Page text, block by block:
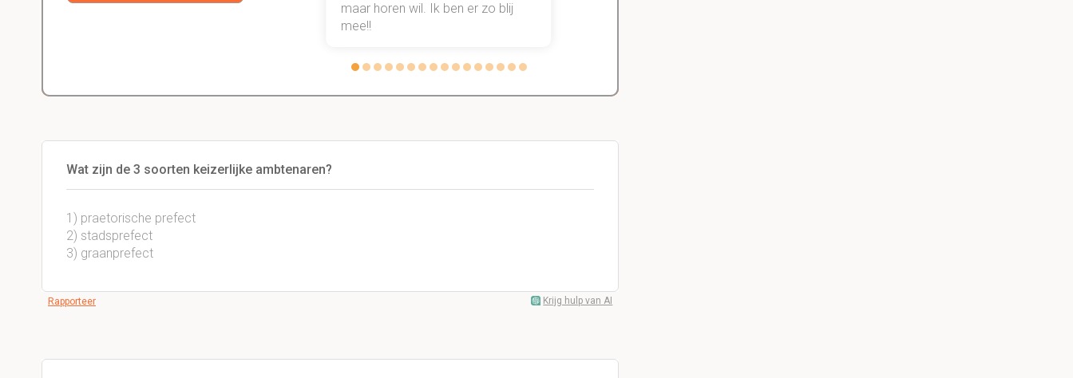
maar horen wil. Ik ben er zo blij
mee!!
Wat zijn de 3 soorten keizerlijke ambtenaren?
1) praetorische prefect
2) stadsprefect
3) graanprefect
Rapporteer Krijg hulp van AI